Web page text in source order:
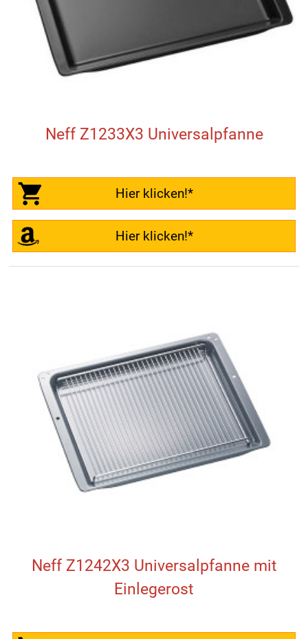
Neff Z1233X3 Universalpfanne
Hier klicken!*
Hier klicken!*
Neff Z1242X3 Universalpfanne mit
Einlegerost